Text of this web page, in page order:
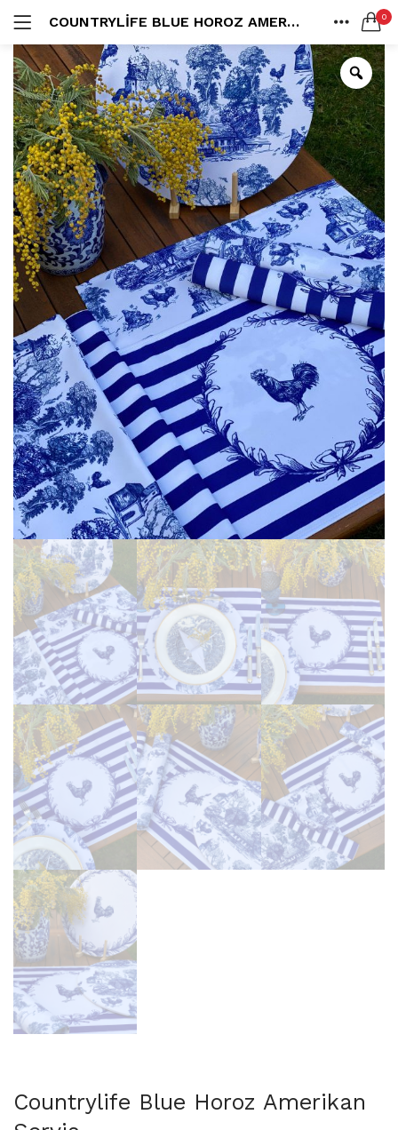
COUNTRYLIFE BLUE HOROZ AMERIKAN SERVIS 0
ANA SAYFA
SHARE
LOGIN
Remember me
Lost password?
SEARCH IN:
All categories
Amerikan S. (3)
Color Block (3)
Countrylife Blue (6)
Countrylife Burgundy (3)
Countrylife Green (1)
Countrylife Orange (2)
Ekose & Pötikare (2)
EL YAPIMI ÜRÜNLER (6)
Mutfak Önlükleri (2)
Kurulama Bezi (4)
Limoncello Azzurri (2)
Limoncello Rosso (3)
Martinmas Collection (3)
MASA ÖRTÜSÜ (4)
Mimas Collection (4)
Morris Collection (1)
Noi Collection (12)
Passion Flower (2)
Peçete (41)
Red Serenity (28)
Runner (14)
Supla (8)
Wild Flowers (2)
Countrylife Blue Horoz Amerikan